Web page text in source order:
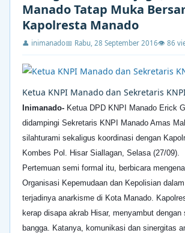
Manado Tatap Muka
Kapolresta Manado
👤 inimanado📅 Rabu, 28 September 2016👁 86
Ketua KNPI Manado dan Sekretaris
Inimanado- Ketua DPD KNPI Manado Erick
didampingi Sekretaris KNPI Manado Amas
silahturami sekaligus koordinasi dengan
Kombes Pol. Hisar Siallagan, Selasa (27/09).
Pertemuan semi formal itu, berbicara
Organisasi Kepemudaan dan Kepolisian
terjadinya anarkisme di Kota Manado.
kerap disapa akrab Hisar, menyambut dengan
bangga. Katanya, komunikasi dan sinergitas